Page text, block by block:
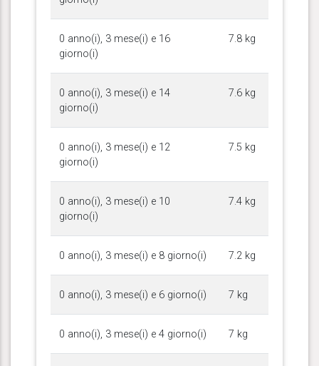
0 anno(i), 3 mese(i) e 16
giorno(i)
7.8 kg
0 anno(i), 3 mese(i) e 14
giorno(i)
7.6 kg
0 anno(i), 3 mese(i) e 12
giorno(i)
7.5 kg
0 anno(i), 3 mese(i) e 10
giorno(i)
7.4 kg
0 anno(i), 3 mese(i) e 8 giorno(i) 7.2 kg
0 anno(i), 3 mese(i) e 6 giorno(i) 7 kg
0 anno(i), 3 mese(i) e 4 giorno(i) 7 kg